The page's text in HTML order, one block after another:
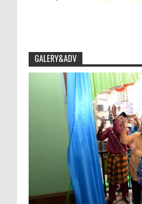
GALERY&ADV